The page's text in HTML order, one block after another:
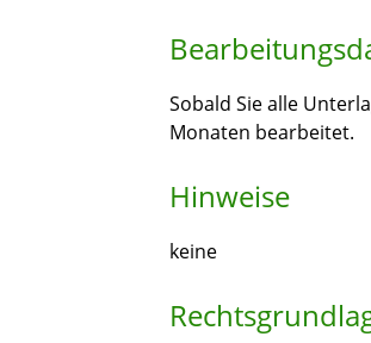
Sobald Sie alle
Monaten bearbeitet.
Hinweise
keine